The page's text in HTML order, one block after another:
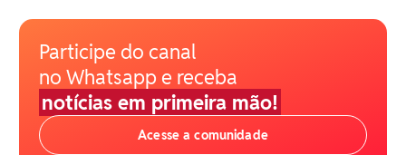
Participe do canal
no Whatsapp e receba
notícias em primeira mão!
Acesse a comunidade